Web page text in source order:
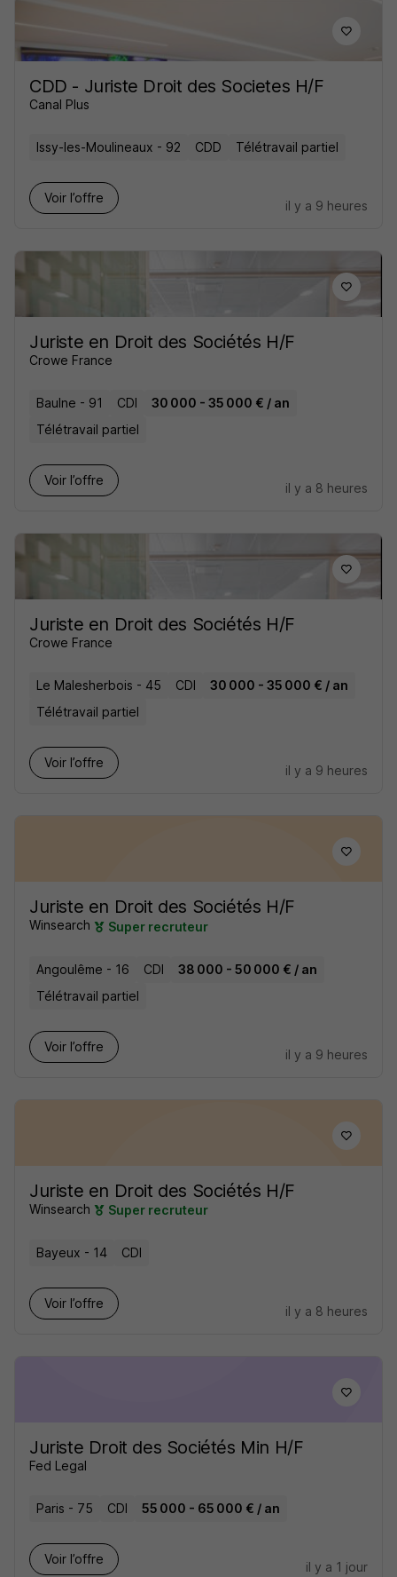
CDD - Juriste Droit des Societes H/F
Canal Plus
Issy-les-Moulineaux - 92 CDD Télétravail partiel
Voir l’offre
il y a 9 heures
Juriste en Droit des Sociétés H/F
Crowe France
Baulne - 91 CDI
30 000 - 35 000 € / an
Télétravail partiel
Voir l’offre
il y a 8 heures
Juriste en Droit des Sociétés H/F
Crowe France
Le Malesherbois - 45 CDI
30 000 - 35 000 € / an
Télétravail partiel
Voir l’offre
il y a 9 heures
Juriste en Droit des Sociétés H/F
Winsearch Super recruteur
Angoulême - 16 CDI
38 000 - 50 000 € / an
Télétravail partiel
Voir l’offre
il y a 9 heures
Juriste en Droit des Sociétés H/F
Winsearch Super recruteur
Bayeux - 14 CDI
Voir l’offre
il y a 8 heures
Juriste Droit des Sociétés Min H/F
Fed Legal
Paris - 75 CDI 55 000 - 65 000 € / an
Voir l’offre
il y a 1 jour